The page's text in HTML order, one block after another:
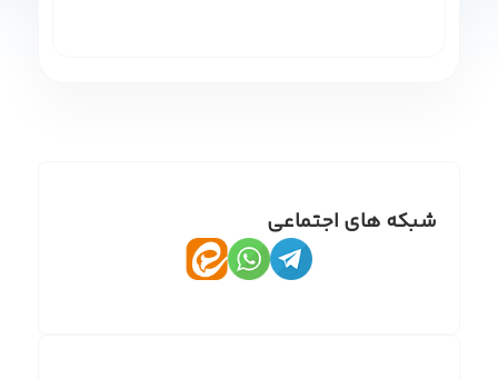
شبکه های اجتماعی